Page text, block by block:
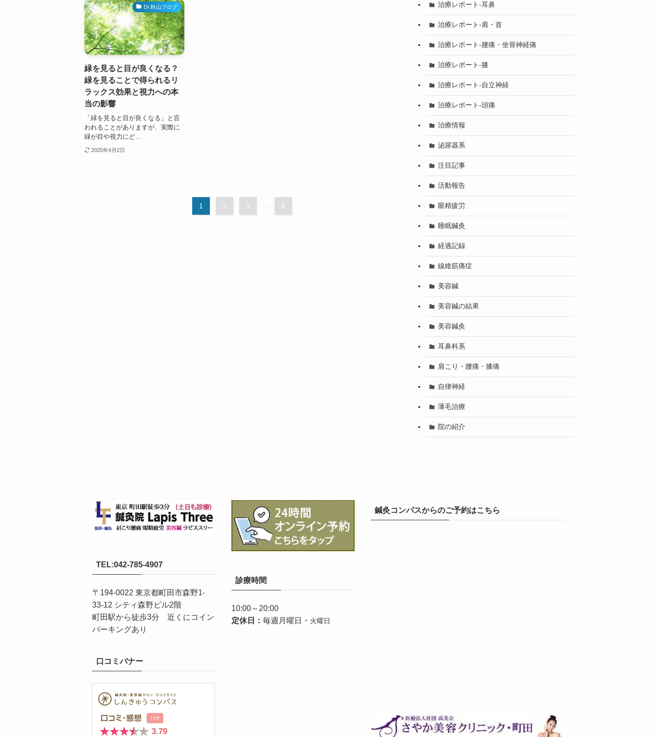
Dr.秋山ブログ
緑を見ると目が良くなる？
緑を見ることで得られるリ
ラックス効果と視力への本
当の影響
「緑を見ると目が良くなる」と言
われることがありますが、実際に
緑が目や視力にど...
2025年4月2日
1 2 3 6
治療レポート-耳鼻
治療レポート-肩・首
治療レポート-腰痛・坐骨神経痛
治療レポート-膝
治療レポート-自立神経
治療レポート-頭痛
治療情報
泌尿器系
注目記事
活動報告
眼精疲労
睡眠鍼灸
経過記録
線維筋痛症
美容鍼
美容鍼の結果
美容鍼灸
耳鼻科系
肩こり・腰痛・膝痛
自律神経
薄毛治療
院の紹介
TEL:042-785-4907
〒194-0022 東京都町田市森野1-
33-12 シティ森野ビル2階
町田駅から徒歩3分 近くにコイン
パーキングあり
口コミバナー
診療時間
10:00～20:00
定休日： 毎週月曜日・ 火曜日
鍼灸コンパスからのご予約はこちら